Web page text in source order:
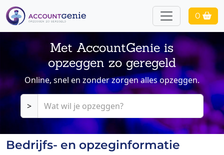
0
Met AccountGenie is
opzeggen zo geregeld
Online, snel en zonder zorgen alles opzeggen.
>
Bedrijfs- en opzeginformatie